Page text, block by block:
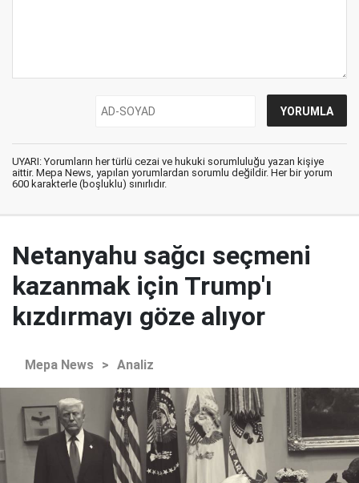
UYARI: Yorumların her türlü cezai ve hukuki sorumluluğu yazan kişiye
aittir. Mepa News, yapılan yorumlardan sorumlu değildir. Her bir yorum
600 karakterle (boşluklu) sınırlıdır.
Netanyahu sağcı seçmeni
kazanmak için Trump'ı
kızdırmayı göze alıyor
Mepa News > Analiz